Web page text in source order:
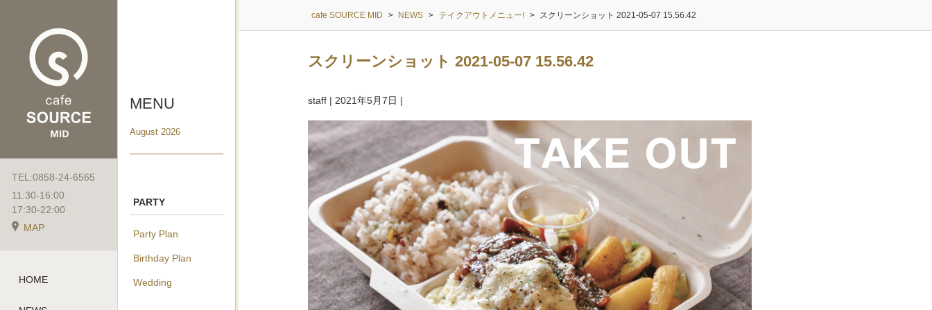
TEL:0858-24-6565
11:30-16:00
17:30-22:00
MAP
HOME
MENU
August 2026
PARTY
Party Plan
Birthday Plan
Wedding
cafe SOURCE MID > NEWS > テイクアウトメニュー! > スクリーンショット 2021-05-07 15.56.42
スクリーンショット 2021-05-07 15.56.42
staff | 2021年5月7日 |